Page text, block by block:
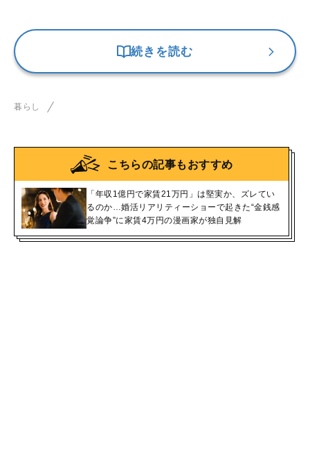
続きを読む
暮らし
こちらの記事もおすすめ
「年収1億円で家賃21万円」は堅実か、ズレてい
るのか…婚活リアリティーショーで起きた“金銭感
覚論争”に家賃4万円の漫画家が独自見解